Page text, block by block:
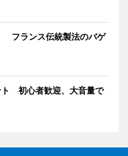
フランス伝統製法のバゲ
ト 初心者歓迎、大音量で